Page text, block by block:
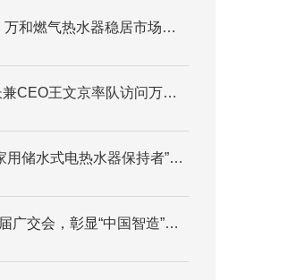
22年冠军加冕！万和燃气热水器稳居市场综合占有率榜首
用友网络董事长兼CEO王文京率队访问万和，共筑家电业数智新标杆
万和荣获“至短家用储水式电热水器保持者”权威认证，引领小体积热水器新潮流 万和电气获权威认证：60L双胆电热水器690mm机身定义“行业至短” 打破空间桎梏！万和电气“至短”电热水器重塑浴室空间新范式
万和亮相第139届广交会，彰显“中国智造”硬核底气